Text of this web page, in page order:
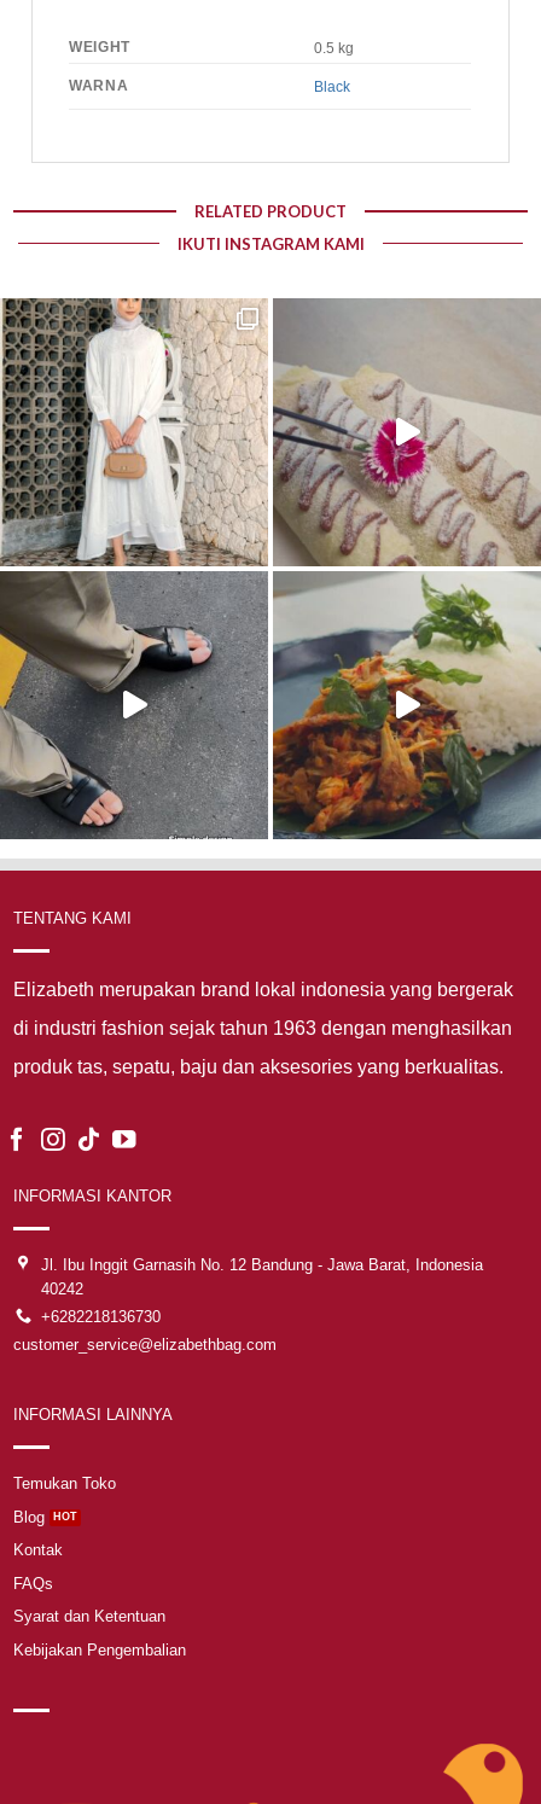
WEIGHT 0.5 kg
WARNA Black
RELATED PRODUCT
IKUTI INSTAGRAM KAMI
TENTANG KAMI
Elizabeth merupakan brand lokal indonesia yang bergerak
di industri fashion sejak tahun 1963 dengan menghasilkan
produk tas, sepatu, baju dan aksesories yang berkualitas.
INFORMASI KANTOR
Jl. Ibu Inggit Garnasih No. 12 Bandung - Jawa Barat, Indonesia
40242
+6282218136730
customer_service@elizabethbag.com
INFORMASI LAINNYA
Temukan Toko
Blog
Kontak
FAQs
Syarat dan Ketentuan
Kebijakan Pengembalian